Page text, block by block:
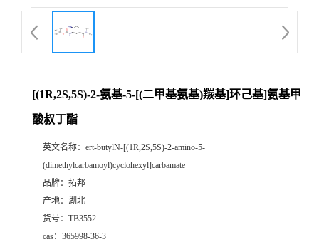
[(1R,2S,5S)-2-氨基-5-[(二甲基氨基)羰基]环己基]氨基甲
酸叔丁酯
英文名称： ert-butylN-[(1R,2S,5S)-2-amino-5-
(dimethylcarbamoyl)cyclohexyl]carbamate
品牌： 拓邦
产地： 湖北
货号： TB3552
cas： 365998-36-3